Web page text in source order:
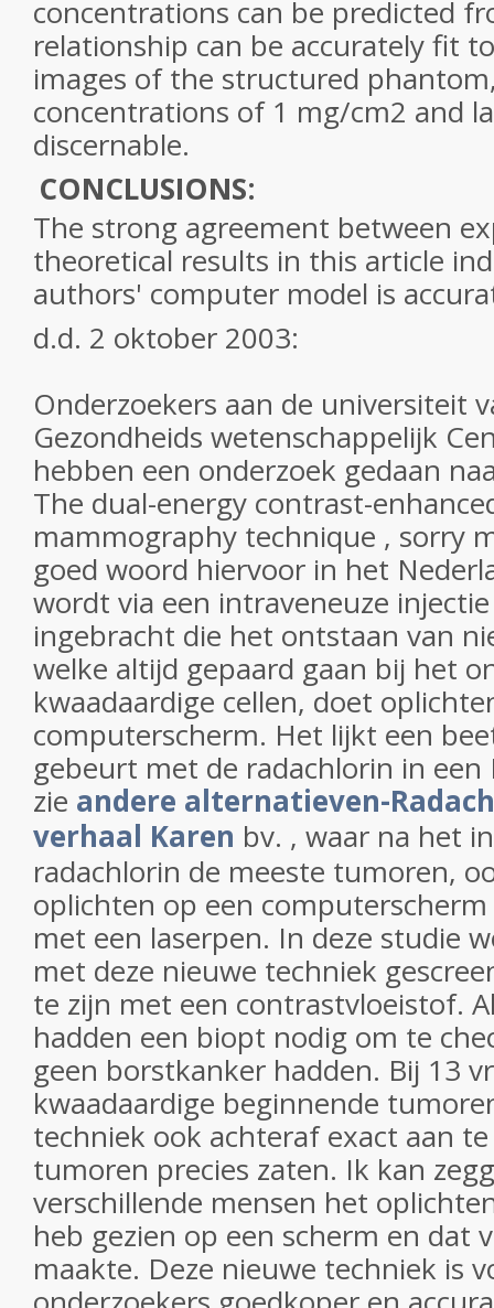
concentrations can be predicted
relationship can be accurately fit
images of the structured
concentrations of 1 mg/cm2 and
discernable.
CONCLUSIONS:
The strong agreement between
theoretical results in this article
authors' computer model is
d.d. 2 oktober 2003:
Onderzoekers aan de universiteit
Gezondheids wetenschappelijk
hebben een onderzoek gedaan
The dual-energy contrast-
mammography technique , sorry
goed woord hiervoor in het
wordt via een intraveneuze
ingebracht die het ontstaan van
welke altijd gepaard gaan bij het
kwaadaardige cellen, doet
computerscherm. Het lijkt een
gebeurt met de radachlorin in een
zie andere alternatieven-
verhaal Karen bv. , waar na het
radachlorin de meeste tumoren,
oplichten op een
met een laserpen. In deze studie
met deze nieuwe techniek
te zijn met een contrastvloeistof.
hadden een biopt nodig om te
geen borstkanker hadden. Bij 13
kwaadaardige beginnende
techniek ook achteraf exact aan
tumoren precies zaten. Ik kan
verschillende mensen het
heb gezien op een scherm en dat
maakte. Deze nieuwe techniek is